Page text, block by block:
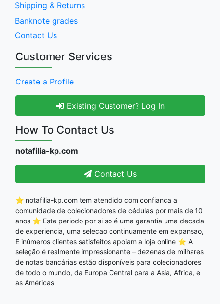
Shipping & Returns
Banknote grades
Contact Us
Customer Services
Create a Profile
Existing Customer? Log In
How To Contact Us
notafilia-kp.com
Contact Us
⭐ notafilia-kp.com tem atendido com confianca a
comunidade de colecionadores de cédulas por mais de 10
anos ⭐ Este periodo por si so é uma garantia uma decada
de experiencia, uma selecao continuamente em expansao,
E inúmeros clientes satisfeitos apoiam a loja online ⭐ A
seleção é realmente impressionante – dezenas de milhares
de notas bancárias estão disponíveis para colecionadores
de todo o mundo, da Europa Central para a Asia, Africa, e
as Américas